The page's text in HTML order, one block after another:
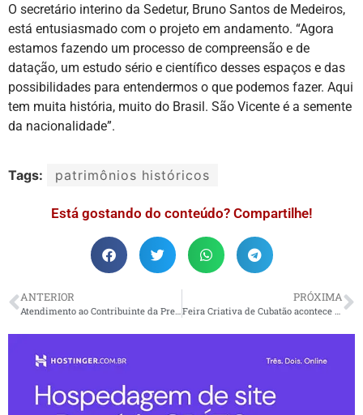
O secretário interino da Sedetur, Bruno Santos de Medeiros,
está entusiasmado com o projeto em andamento. “Agora
estamos fazendo um processo de compreensão e de
datação, um estudo sério e científico desses espaços e das
possibilidades para entendermos o que podemos fazer. Aqui
tem muita história, muito do Brasil. São Vicente é a semente
da nacionalidade”.
Tags: patrimônios históricos
Está gostando do conteúdo? Compartilhe!
ANTERIOR PRÓXIMA